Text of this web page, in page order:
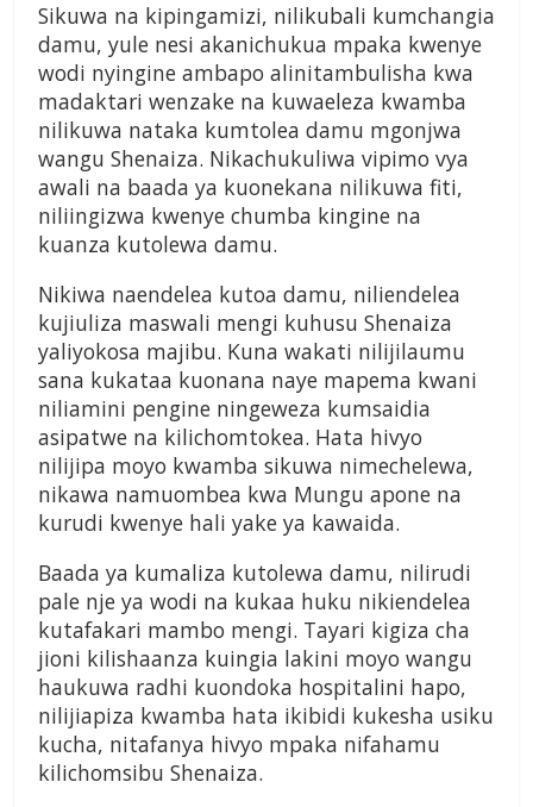
Sikuwa na kipingamizi, nilikubali kumchangia
damu, yule nesi akanichukua mpaka kwenye
wodi nyingine ambapo alinitambulisha kwa
madaktari wenzake na kuwaeleza kwamba
nilikuwa nataka kumtolea damu mgonjwa
wangu Shenaiza. Nikachukuliwa vipimo vya
awali na baada ya kuonekana nilikuwa fiti,
niliingizwa kwenye chumba kingine na
kuanza kutolewa damu.
Nikiwa naendelea kutoa damu, niliendelea
kujiuliza maswali mengi kuhusu Shenaiza
yaliyokosa majibu. Kuna wakati nilijilaumu
sana kukataa kuonana naye mapema kwani
niliamini pengine ningeweza kumsaidia
asipatwe na kilichomtokea. Hata hivyo
nilijipa moyo kwamba sikuwa nimechelewa,
nikawa namuombea kwa Mungu apone na
kurudi kwenye hali yake ya kawaida.
Baada ya kumaliza kutolewa damu, nilirudi
pale nje ya wodi na kukaa huku nikiendelea
kutafakari mambo mengi. Tayari kigiza cha
jioni kilishaanza kuingia lakini moyo wangu
haukuwa radhi kuondoka hospitalini hapo,
nilijiapiza kwamba hata ikibidi kukesha usiku
kucha, nitafanya hivyo mpaka nifahamu
kilichomsibu Shenaiza.